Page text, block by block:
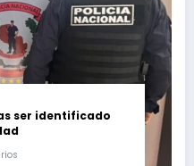
ser identificado